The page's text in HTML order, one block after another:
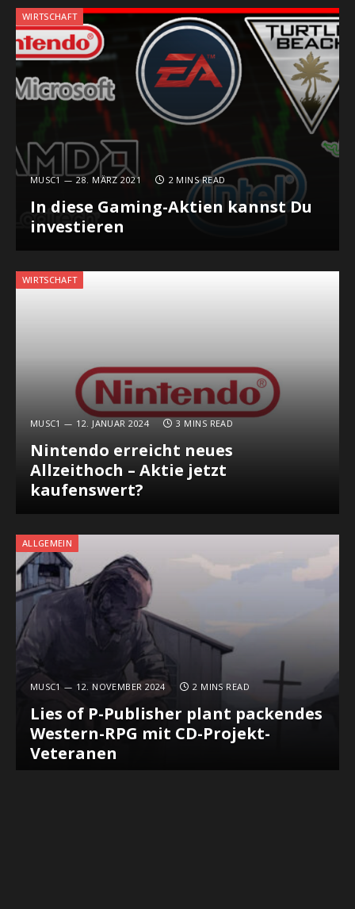
WIRTSCHAFT
MUSC1 28. MÄRZ 2021 2 MINS READ
In diese Gaming-Aktien kannst Du
investieren
WIRTSCHAFT
MUSC1 12. JANUAR 2024 3 MINS READ
Nintendo erreicht neues
Allzeithoch – Aktie jetzt
kaufenswert?
ALLGEMEIN
MUSC1 12. NOVEMBER 2024 2 MINS READ
Lies of P-Publisher plant packendes
Western-RPG mit CD-Projekt-
Veteranen